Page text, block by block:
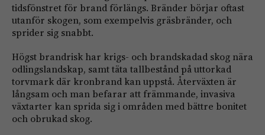
tidsfönstret för brand förlängs. Bränder börjar oftast
utanför skogen, som exempelvis gräsbränder, och
sprider sig snabbt.
Högst brandrisk har krigs- och brandskadad skog nära
odlingslandskap, samt täta tallbestånd på uttorkad
torvmark där kronbrand kan uppstå. Återväxten är
långsam och man befarar att främmande, invasiva
växtarter kan sprida sig i områden med bättre bonitet
och obrukad skog.